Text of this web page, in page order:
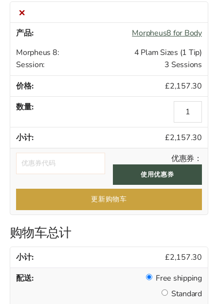
×
Morpheus8 for Body
Morpheus 8:
4 Plam Sizes (1 Tip)
Session:
3 Sessions
£2,157.30
Morpheus8
Body
数
量
£2,157.30
优惠券：
使用优惠券
更新购物车
购物车总计
£2,157.30
Free shipping
Standard